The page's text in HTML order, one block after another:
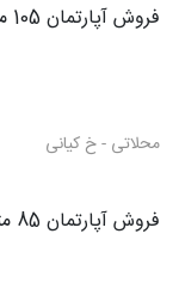
فروش آپارتمان 105 متری
محلاتی - خ کیانی
فروش آپارتمان 85 متری